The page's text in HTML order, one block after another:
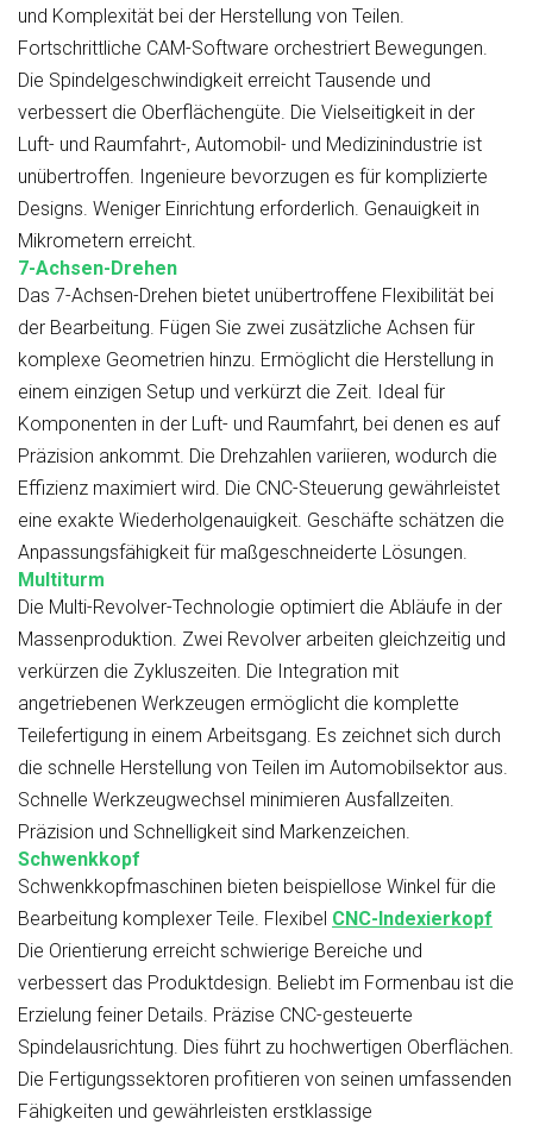
und Komplexität bei der Herstellung von Teilen.
Fortschrittliche CAM-Software orchestriert Bewegungen.
Die Spindelgeschwindigkeit erreicht Tausende und
verbessert die Oberflächengüte. Die Vielseitigkeit in der
Luft- und Raumfahrt-, Automobil- und Medizinindustrie ist
unübertroffen. Ingenieure bevorzugen es für komplizierte
Designs. Weniger Einrichtung erforderlich. Genauigkeit in
Mikrometern erreicht.
7-Achsen-Drehen
Das 7-Achsen-Drehen bietet unübertroffene Flexibilität bei
der Bearbeitung. Fügen Sie zwei zusätzliche Achsen für
komplexe Geometrien hinzu. Ermöglicht die Herstellung in
einem einzigen Setup und verkürzt die Zeit. Ideal für
Komponenten in der Luft- und Raumfahrt, bei denen es auf
Präzision ankommt. Die Drehzahlen variieren, wodurch die
Effizienz maximiert wird. Die CNC-Steuerung gewährleistet
eine exakte Wiederholgenauigkeit. Geschäfte schätzen die
Anpassungsfähigkeit für maßgeschneiderte Lösungen.
Multiturm
Die Multi-Revolver-Technologie optimiert die Abläufe in der
Massenproduktion. Zwei Revolver arbeiten gleichzeitig und
verkürzen die Zykluszeiten. Die Integration mit
angetriebenen Werkzeugen ermöglicht die komplette
Teilefertigung in einem Arbeitsgang. Es zeichnet sich durch
die schnelle Herstellung von Teilen im Automobilsektor aus.
Schnelle Werkzeugwechsel minimieren Ausfallzeiten.
Präzision und Schnelligkeit sind Markenzeichen.
Schwenkkopf
Schwenkkopfmaschinen bieten beispiellose Winkel für die
Bearbeitung komplexer Teile. Flexibel CNC-Indexierkopf
Die Orientierung erreicht schwierige Bereiche und
verbessert das Produktdesign. Beliebt im Formenbau ist die
Erzielung feiner Details. Präzise CNC-gesteuerte
Spindelausrichtung. Dies führt zu hochwertigen Oberflächen.
Die Fertigungssektoren profitieren von seinen umfassenden
Fähigkeiten und gewährleisten erstklassige